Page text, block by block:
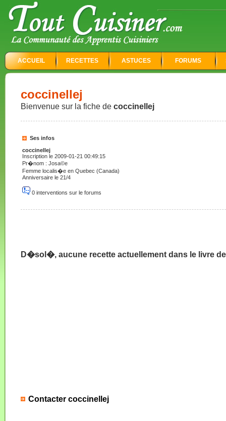
ACCUEIL RECETTES ASTUCES FORUMS
coccinellej
Bienvenue sur la fiche de coccinellej
Ses infos
coccinellej
Inscription le 2009-01-21 00:49:15
Pr�nom : Josa©e
Femme localis�e en Quebec (Canada)
Anniversaire le 21/4
0 interventions sur le forums
D�sol�, aucune recette actuellement dans le livre
Contacter coccinellej